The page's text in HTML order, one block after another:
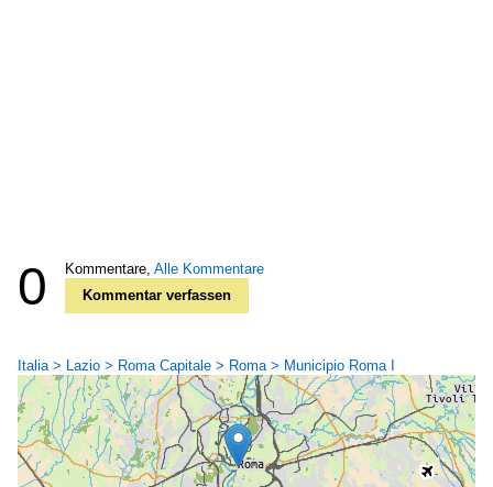
0 Kommentare, Alle Kommentare
Kommentar verfassen
Italia > Lazio > Roma Capitale > Roma > Municipio Roma I